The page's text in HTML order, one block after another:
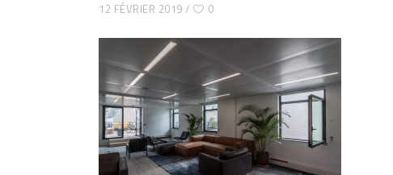
12 FÉVRIER 2019 0